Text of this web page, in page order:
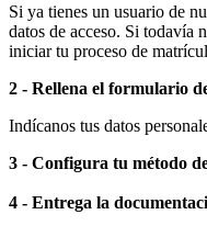
Si ya tienes un usuario de
datos de acceso. Si todavía
iniciar tu proceso de
2 - Rellena el formulario
Indícanos tus datos
3 - Configura tu método
4 - Entrega la